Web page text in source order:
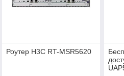
Роутер H3C RT-MSR5620